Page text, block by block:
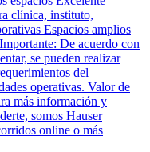
clínica, instituto,
Espacios amplios
De acuerdo con
se pueden realizar
del
operativas. Valor de
más información y
somos Hauser
online o más